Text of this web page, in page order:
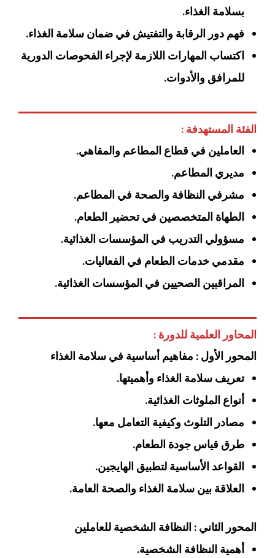
بسلامة الغذاء.
فهم دور الرقابة والتفتيش في ضمان سلامة الغذاء.
اكتساب المهارات اللازمة لإجراء الفحوصات الدورية
للمرافق والأدوات.
الفئة المستهدفة :
العاملين في قطاع المطاعم والمقاهي.
مديري المطاعم.
مشرفي النظافة والصحة في المطاعم.
الطهاة المتخصصين في تحضير الطعام.
مسؤولي التدريب في المؤسسات الغذائية.
مقدمي خدمات الطعام في الفعاليات.
المراقبين الصحيين في المؤسسات الغذائية.
المحاور العلمية للدورة :
المحور الأول : مفاهيم أساسية في سلامة الغذاء
تعريف سلامة الغذاء وأهميتها.
أنواع الملوثات الغذائية.
مصادر التلوث وكيفية التعامل معها.
طرق قياس جودة الطعام.
القواعد الأساسية لتطبيق الهايجين.
العلاقة بين سلامة الغذاء والصحة العامة.
المحور الثاني : النظافة الشخصية للعاملين
أهمية النظافة الشخصية.